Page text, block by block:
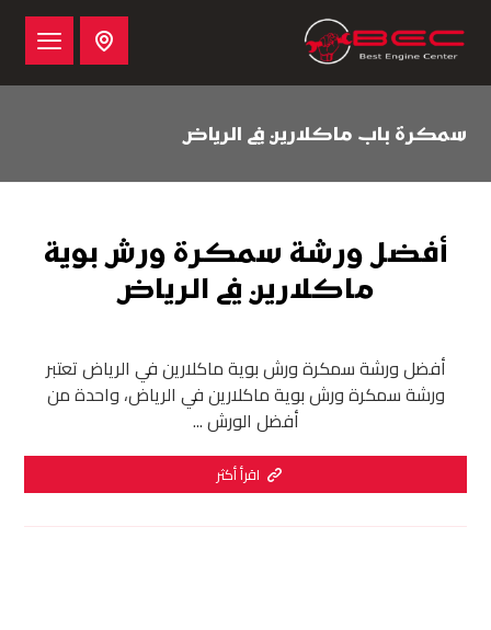
سمكرة باب ماكلارين في الرياض
أفضل ورشة سمكرة ورش بوية
ماكلارين في الرياض
أفضل ورشة سمكرة ورش بوية ماكلارين في الرياض تعتبر
ورشة سمكرة ورش بوية ماكلارين في الرياض، واحدة من
أفضل الورش ...
اقرأ أكثر